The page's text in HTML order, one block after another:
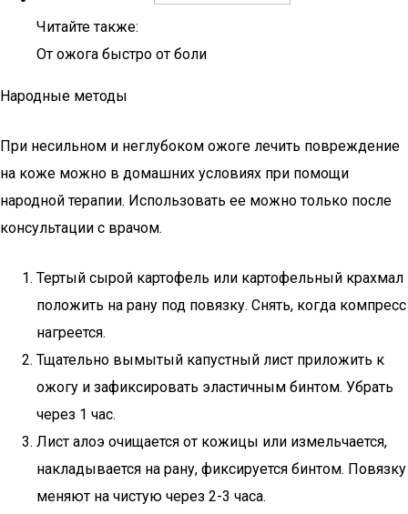
Читайте также:
От ожога быстро от боли
Народные методы
При несильном и неглубоком ожоге лечить повреждение
на коже можно в домашних условиях при помощи
народной терапии. Использовать ее можно только после
консультации с врачом.
Тертый сырой картофель или картофельный крахмал
положить на рану под повязку. Снять, когда компресс
нагреется.
Тщательно вымытый капустный лист приложить к
ожогу и зафиксировать эластичным бинтом. Убрать
через 1 час.
Лист алоэ очищается от кожицы или измельчается,
накладывается на рану, фиксируется бинтом. Повязку
меняют на чистую через 2-3 часа.